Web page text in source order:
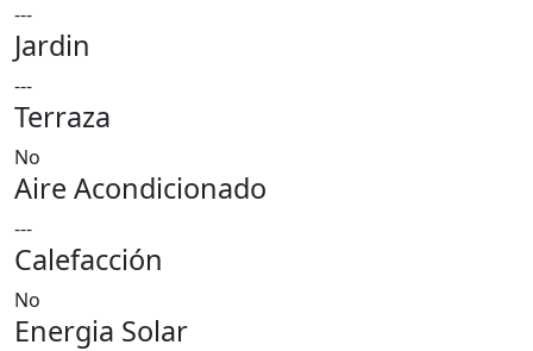
---
Jardin
---
Terraza
No
Aire Acondicionado
---
Calefacción
No
Energia Solar